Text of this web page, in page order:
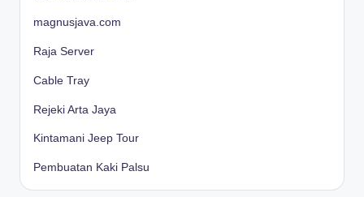
magnusjava.com
Raja Server
Cable Tray
Rejeki Arta Jaya
Kintamani Jeep Tour
Pembuatan Kaki Palsu